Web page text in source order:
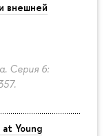
внешней
Серия 6:
Young